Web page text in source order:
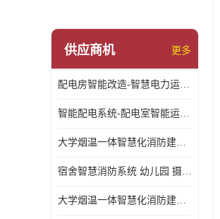
环保用电监管系统
供应商机 更多
配电房智能改造-智慧电力运维云平台
智能配电系统-配电室智能运维监控系统-智能化配电系统平台厂家
大学烟温一体智慧化消防建设 大学校园 消防数字化
宿舍智慧消防系统 幼儿园 摄像头升级
大学烟温一体智慧化消防建设 培训机构 数字化